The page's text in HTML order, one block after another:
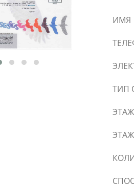
ИМЯ
ТИП